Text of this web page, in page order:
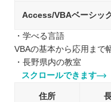
Access/VBAベーシッ
・学べる言語
VBAの基本から応用まで
・長野県内の教室
スクロールできます
住所